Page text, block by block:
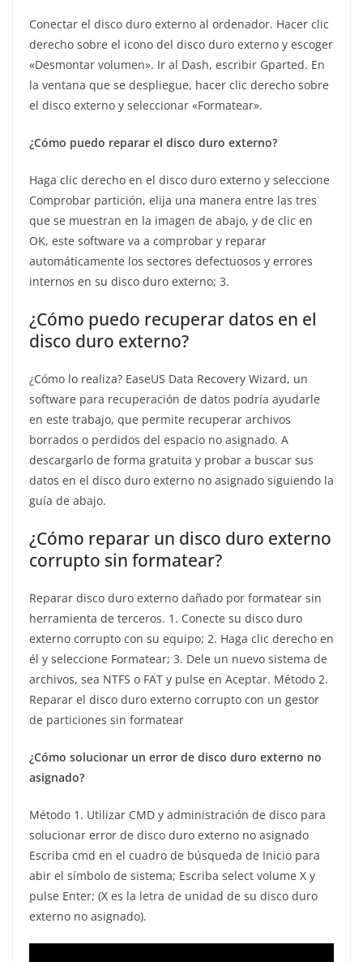
Conectar el disco duro externo al ordenador. Hacer clic
derecho sobre el icono del disco duro externo y escoger
«Desmontar volumen». Ir al Dash, escribir Gparted. En
la ventana que se despliegue, hacer clic derecho sobre
el disco externo y seleccionar «Formatear».
¿Cómo puedo reparar el disco duro externo?
Haga clic derecho en el disco duro externo y seleccione
Comprobar partición, elija una manera entre las tres
que se muestran en la imagen de abajo, y de clic en
OK, este software va a comprobar y reparar
automáticamente los sectores defectuosos y errores
internos en su disco duro externo; 3.
¿Cómo puedo recuperar datos en el
disco duro externo?
¿Cómo lo realiza? EaseUS Data Recovery Wizard, un
software para recuperación de datos podría ayudarle
en este trabajo, que permite recuperar archivos
borrados o perdidos del espacio no asignado. A
descargarlo de forma gratuita y probar a buscar sus
datos en el disco duro externo no asignado siguiendo la
guía de abajo.
¿Cómo reparar un disco duro externo
corrupto sin formatear?
Reparar disco duro externo dañado por formatear sin
herramienta de terceros. 1. Conecte su disco duro
externo corrupto con su equipo; 2. Haga clic derecho en
él y seleccione Formatear; 3. Dele un nuevo sistema de
archivos, sea NTFS o FAT y pulse en Aceptar. Método 2.
Reparar el disco duro externo corrupto con un gestor
de particiones sin formatear
¿Cómo solucionar un error de disco duro externo no
asignado?
Método 1. Utilizar CMD y administración de disco para
solucionar error de disco duro externo no asignado
Escriba cmd en el cuadro de búsqueda de Inicio para
abir el símbolo de sistema; Escriba select volume X y
pulse Enter; (X es la letra de unidad de su disco duro
externo no asignado).